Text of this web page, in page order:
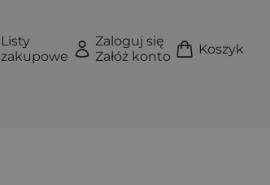
Listy
zakupowe
Zaloguj się
Załóż konto
Koszyk